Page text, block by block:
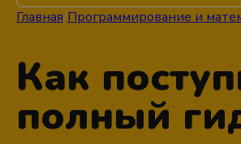
Главная/Программирование и
Как
полный